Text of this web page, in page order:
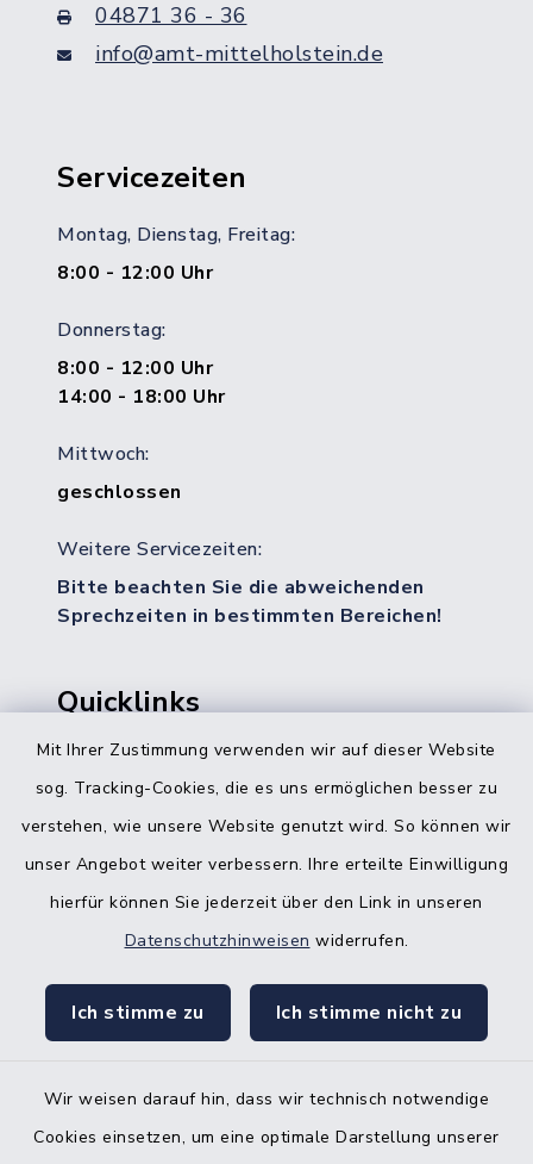
Mit Ihrer Zustimmung verwenden wir auf dieser Website
sog. Tracking-Cookies, die es uns ermöglichen besser zu
verstehen, wie unsere Website genutzt wird. So können wir
unser Angebot weiter verbessern. Ihre erteilte Einwilligung
hierfür können Sie jederzeit über den Link in unseren
Datenschutzhinweisen widerrufen.
Ich stimme zu Ich stimme nicht zu
Wir weisen darauf hin, dass wir technisch notwendige
Cookies einsetzen, um eine optimale Darstellung unserer
04871 36 - 36
info@amt-mittelholstein.de
Servicezeiten
Montag, Dienstag, Freitag:
8:00 - 12:00 Uhr
Donnerstag:
8:00 - 12:00 Uhr
14:00 - 18:00 Uhr
Mittwoch:
geschlossen
Weitere Servicezeiten:
Bitte beachten Sie die abweichenden
Sprechzeiten in bestimmten Bereichen!
Quicklinks
Bürgerbüro Hohenwestedt
Bürgerbüro Hanerau-Hademarschen
Nebenstelle Padenstedt
Gleichstellungsbüro